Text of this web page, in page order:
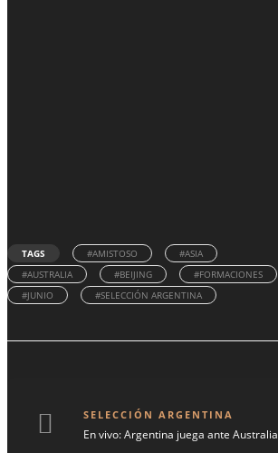
TAGS #AMISTOSO
#ASIA
#AUSTRALIA
#BEIJING
#FORMACIONES
#JUNIO
#SELECCIÓN ARGENTINA
SELECCIÓN ARGENTINA
En vivo: Argentina juega ante Australia